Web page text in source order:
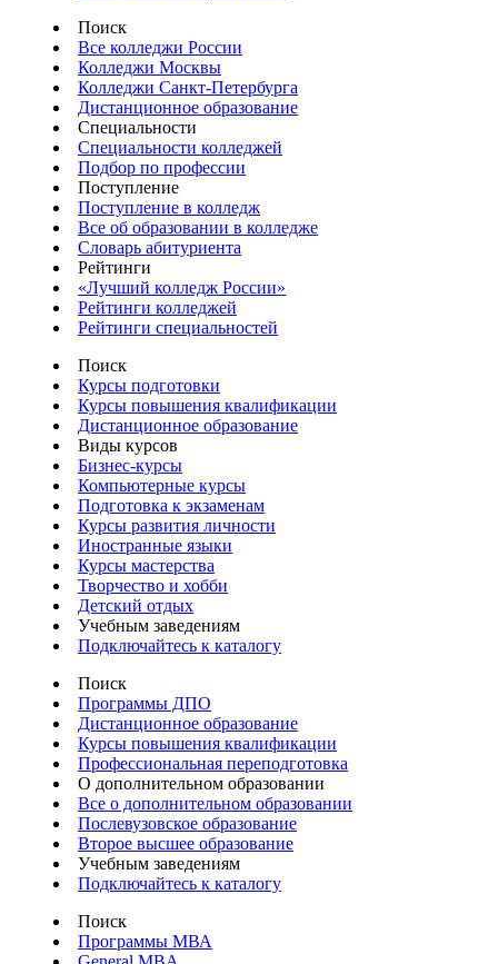
Поиск
Все колледжи России
Колледжи Москвы
Колледжи Санкт-Петербурга
Дистанционное образование
Специальности
Специальности колледжей
Подбор по профессии
Поступление
Поступление в колледж
Все об образовании в колледже
Словарь абитуриента
Рейтинги
«Лучший колледж России»
Рейтинги колледжей
Рейтинги специальностей
Поиск
Курсы подготовки
Курсы повышения квалификации
Дистанционное образование
Виды курсов
Бизнес-курсы
Компьютерные курсы
Подготовка к экзаменам
Курсы развития личности
Иностранные языки
Курсы мастерства
Творчество и хобби
Детский отдых
Учебным заведениям
Подключайтесь к каталогу
Поиск
Программы ДПО
Дистанционное образование
Курсы повышения квалификации
Профессиональная переподготовка
О дополнительном образовании
Все о дополнительном образовании
Послевузовское образование
Второе высшее образование
Учебным заведениям
Подключайтесь к каталогу
Поиск
Программы МВА